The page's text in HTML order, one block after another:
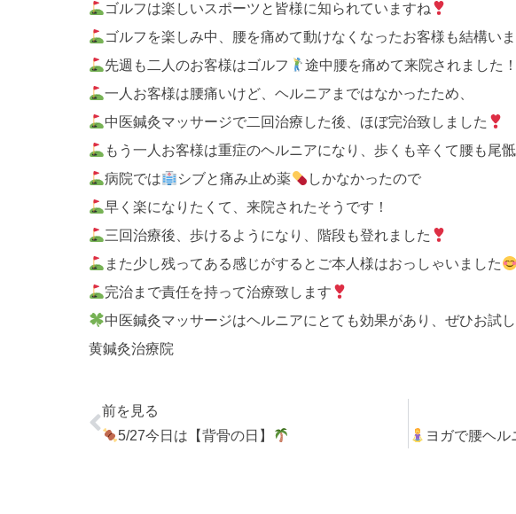
ゴルフは楽しいスポーツと皆様に知られていますね
ゴルフを楽しみ中、腰を痛めて動けなくなったお客様も結構い
先週も二人のお客様はゴルフ
途中腰を痛めて来院されました！
一人お客様は腰痛いけど、ヘルニアまではなかったため、
中医鍼灸マッサージで二回治療した後、ほぼ完治致しました
もう一人お客様は重症のヘルニアになり、歩くも辛くて腰も尾
病院では
シブと痛み止め薬
しかなかったので
早く楽になりたくて、来院されたそうです！
三回治療後、歩けるようになり、階段も登れました
また少し残ってある感じがするとご本人様はおっしゃいました
完治まで責任を持って治療致します
中医鍼灸マッサージはヘルニアにとても効果があり、ぜひお試
黄鍼灸治療院
前を見る
5/27今日は【背骨の日】
ヨガで腰ヘル